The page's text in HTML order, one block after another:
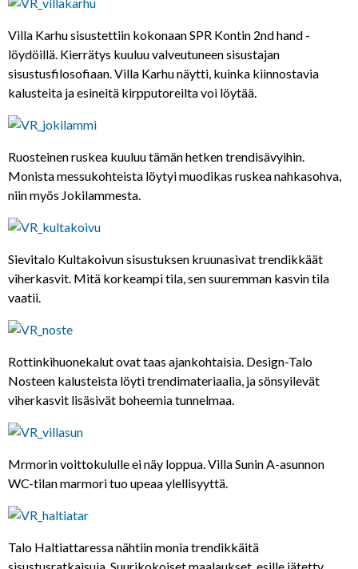
Villa Karhu sisustettiin kokonaan SPR Kontin 2nd hand -
löydöillä. Kierrätys kuuluu valveutuneen sisustajan
sisustusfilosofiaan. Villa Karhu näytti, kuinka kiinnostavia
kalusteita ja esineitä kirpputoreilta voi löytää.
Ruosteinen ruskea kuuluu tämän hetken trendisävyihin.
Monista messukohteista löytyi muodikas ruskea nahkasohva,
niin myös Jokilammesta.
Sievitalo Kultakoivun sisustuksen kruunasivat trendikkäät
viherkasvit. Mitä korkeampi tila, sen suuremman kasvin tila
vaatii.
Rottinkihuonekalut ovat taas ajankohtaisia. Design-Talo
Nosteen kalusteista löyti trendimateriaalia, ja sönsyilevät
viherkasvit lisäsivät boheemia tunnelmaa.
Mrmorin voittokululle ei näy loppua. Villa Sunin A-asunnon
WC-tilan marmori tuo upeaa ylellisyyttä.
Talo Haltiattaressa nähtiin monia trendikkäitä